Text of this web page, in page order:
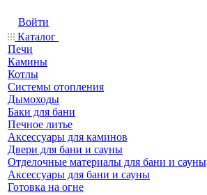
Войти
Каталог
Печи
Камины
Котлы
Системы отопления
Дымоходы
Баки для бани
Печное литье
Аксессуары для каминов
Двери для бани и сауны
Отделочные материалы для бани и сауны
Аксессуары для бани и сауны
Готовка на огне